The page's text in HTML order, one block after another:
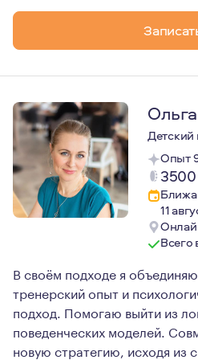
Ольга
Детский
Опыт
11
Всего
В своём подходе я
тренерский опыт и
подход. Помогаю выйти из
поведенческих моделей.
новую стратегию, исходя из